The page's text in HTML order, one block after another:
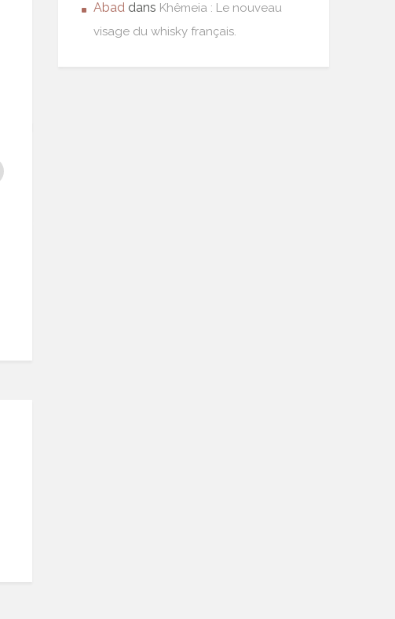
Abad dans Khêmeia : Le nouveau
visage du whisky français.